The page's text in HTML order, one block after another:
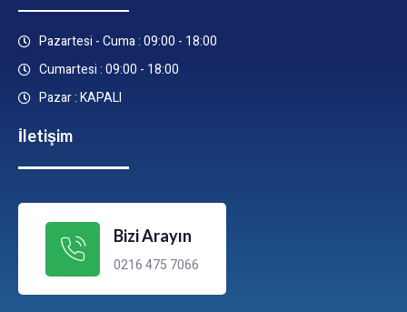
Pazartesi - Cuma : 09:00 - 18:00
Cumartesi : 09:00 - 18:00
Pazar : KAPALI
İletişim
Bizi Arayın
0216 475 7066